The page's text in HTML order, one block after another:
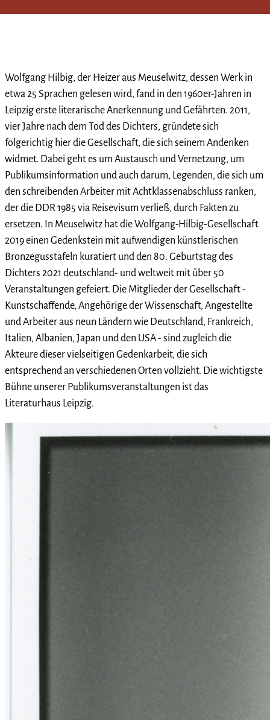
Wolfgang Hilbig, der Heizer aus Meuselwitz, dessen Werk in
etwa 25 Sprachen gelesen wird, fand in den 1960er-Jahren in
Leipzig erste literarische Anerkennung und Gefährten. 2011,
vier Jahre nach dem Tod des Dichters, gründete sich
folgerichtig hier die Gesellschaft, die sich seinem Andenken
widmet. Dabei geht es um Austausch und Vernetzung, um
Publikumsinformation und auch darum, Legenden, die sich um
den schreibenden Arbeiter mit Achtklassenabschluss ranken,
der die DDR 1985 via Reisevisum verließ, durch Fakten zu
ersetzen. In Meuselwitz hat die Wolfgang-Hilbig-Gesellschaft
2019 einen Gedenkstein mit aufwendigen künstlerischen
Bronzegusstafeln kuratiert und den 80. Geburtstag des
Dichters 2021 deutschland- und weltweit mit über 50
Veranstaltungen gefeiert. Die Mitglieder der Gesellschaft -
Kunstschaffende, Angehörige der Wissenschaft, Angestellte
und Arbeiter aus neun Ländern wie Deutschland, Frankreich,
Italien, Albanien, Japan und den USA - sind zugleich die
Akteure dieser vielseitigen Gedenkarbeit, die sich
entsprechend an verschiedenen Orten vollzieht. Die wichtigste
Bühne unserer Publikumsveranstaltungen ist das
Literaturhaus Leipzig.